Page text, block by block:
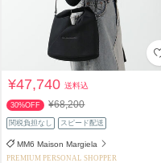
¥47,740送料込
30%OFF ¥68,200
関税負担なし スピード配送
MM6 Maison Margiela
PREMIUM PERSONAL SHOPPER